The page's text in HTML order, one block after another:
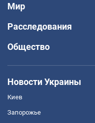
Мир
Расследования
Общество
Новости Украины
Киев
Запорожье